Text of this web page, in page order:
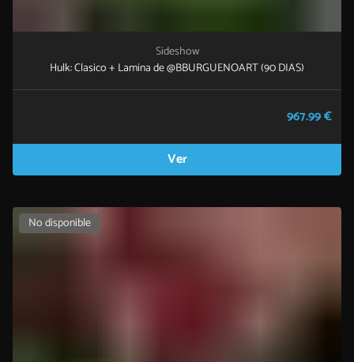
Sideshow
Hulk: Clasico + Lamina de @BBURGUENOART (90 DIAS)
967.99 €
Ver
No disponible